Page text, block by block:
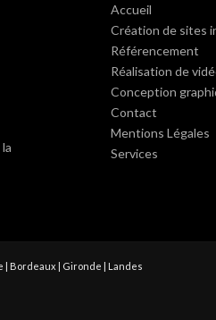
Accueil
Création de sites
Référencement
Réalisation de
Conception
Contact
Mentions Légales
Services
| Bordeaux | Gironde | Landes